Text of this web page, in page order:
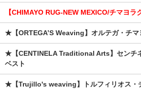
【CHIMAYO RUG-NEW MEXICO/チマヨラ
★【ORTEGA’S Weaving】オルテガ・チマ
★【CENTINELA Traditional Arts】センチ
ベスト
★【Trujillo's weaving】トルフィリオス・